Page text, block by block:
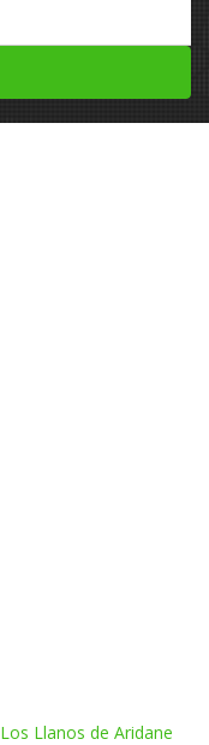
Los Llanos de Aridane